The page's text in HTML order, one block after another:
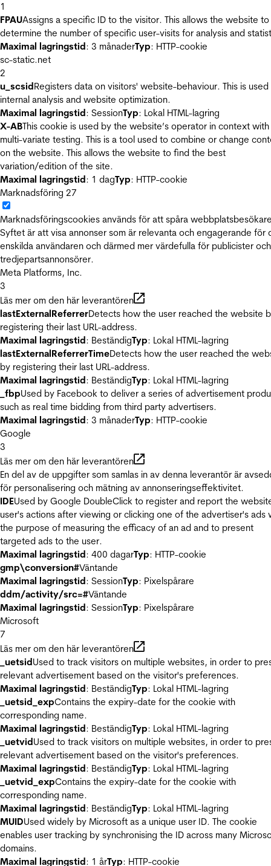
1
FPAUAssigns a specific ID to the visitor. This allows the website to
determine the number of specific user-visits for analysis and
Maximal lagringstid: 3 månaderTyp: HTTP-cookie
sc-static.net
2
u_scsidRegisters data on visitors' website-behaviour. This is
internal analysis and website optimization.
Maximal lagringstid: SessionTyp: Lokal HTML-lagring
X-ABThis cookie is used by the website’s operator in context with
multi-variate testing. This is a tool used to combine or change
on the website. This allows the website to find the best
variation/edition of the site.
Maximal lagringstid: 1 dagTyp: HTTP-cookie
Marknadsföring 27
Marknadsföringscookies används för att spåra
Syftet är att visa annonser som är relevanta och engagerande för
enskilda användaren och därmed mer värdefulla för publicister och
tredjepartsannonsörer.
Meta Platforms, Inc.
3
Läs mer om den här leverantören
lastExternalReferrerDetects how the user reached the website
registering their last URL-address.
Maximal lagringstid: BeständigTyp: Lokal HTML-lagring
lastExternalReferrerTimeDetects how the user reached the
by registering their last URL-address.
Maximal lagringstid: BeständigTyp: Lokal HTML-lagring
_fbpUsed by Facebook to deliver a series of advertisement
such as real time bidding from third party advertisers.
Maximal lagringstid: 3 månaderTyp: HTTP-cookie
Google
3
Läs mer om den här leverantören
En del av de uppgifter som samlas in av denna leverantör är
för personalisering och mätning av annonseringseffektivitet.
IDEUsed by Google DoubleClick to register and report the
user's actions after viewing or clicking one of the advertiser's ads
the purpose of measuring the efficacy of an ad and to present
targeted ads to the user.
Maximal lagringstid: 400 dagarTyp: HTTP-cookie
gmp\conversion#Väntande
Maximal lagringstid: SessionTyp: Pixelspårare
ddm/activity/src=#Väntande
Maximal lagringstid: SessionTyp: Pixelspårare
Microsoft
7
Läs mer om den här leverantören
_uetsidUsed to track visitors on multiple websites, in order to
relevant advertisement based on the visitor's preferences.
Maximal lagringstid: BeständigTyp: Lokal HTML-lagring
_uetsid_expContains the expiry-date for the cookie with
corresponding name.
Maximal lagringstid: BeständigTyp: Lokal HTML-lagring
_uetvidUsed to track visitors on multiple websites, in order to
relevant advertisement based on the visitor's preferences.
Maximal lagringstid: BeständigTyp: Lokal HTML-lagring
_uetvid_expContains the expiry-date for the cookie with
corresponding name.
Maximal lagringstid: BeständigTyp: Lokal HTML-lagring
MUIDUsed widely by Microsoft as a unique user ID. The cookie
enables user tracking by synchronising the ID across many
domains.
Maximal lagringstid: 1 årTyp: HTTP-cookie